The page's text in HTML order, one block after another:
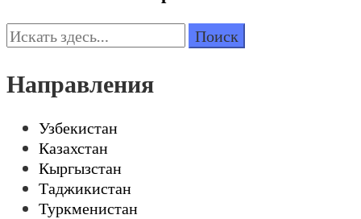
Поиск:
Направления
Узбекистан
Казахстан
Кыргызстан
Таджикистан
Туркменистан